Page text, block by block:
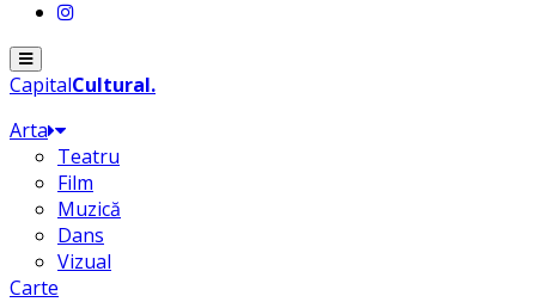
Menu
CapitalCultural.
Arta
Teatru
Film
Muzică
Dans
Vizual
Carte